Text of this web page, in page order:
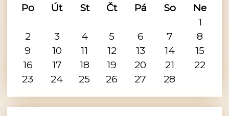
Po
Út St Čt Pá So
Ne
1
2
3 4 5 6 7
8
9
10 11 12 13 14
15
16
17 18 19 20 21
22
23
24 25 26 27 28